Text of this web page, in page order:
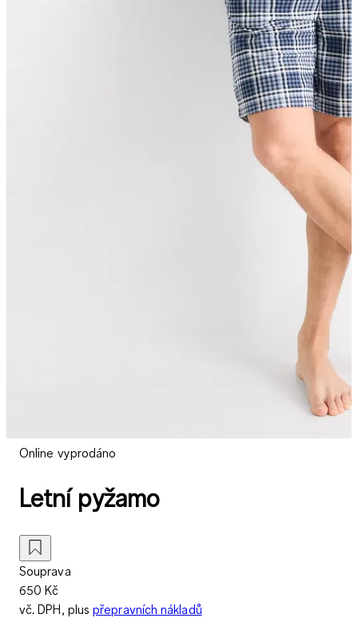
Online vyprodáno
Letní pyžamo
Souprava
650 Kč
vč. DPH, plus přepravních nákladů